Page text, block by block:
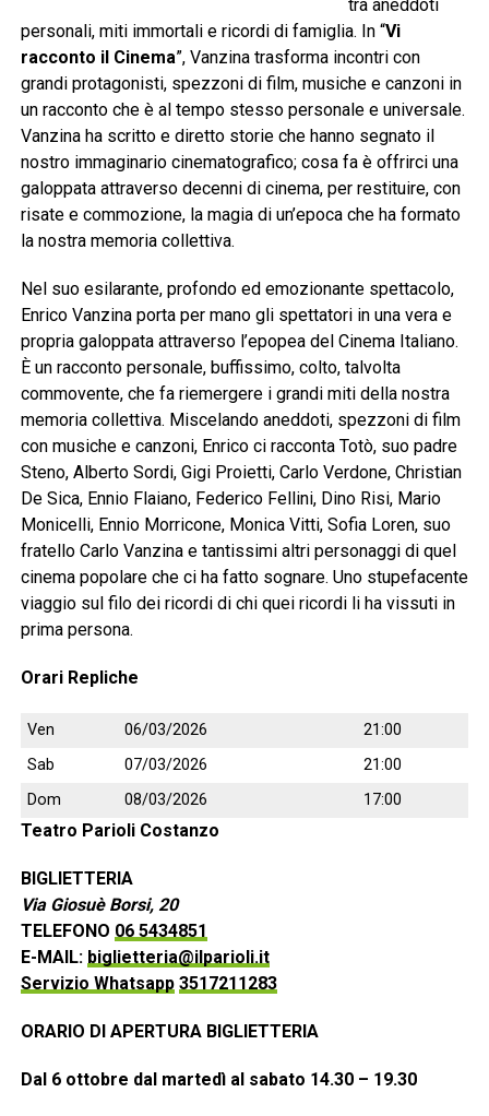
tra aneddoti
personali, miti immortali e ricordi di famiglia. In “Vi
racconto il Cinema”, Vanzina trasforma incontri con
grandi protagonisti, spezzoni di film, musiche e canzoni in
un racconto che è al tempo stesso personale e universale.
Vanzina ha scritto e diretto storie che hanno segnato il
nostro immaginario cinematografico; cosa fa è offrirci una
galoppata attraverso decenni di cinema, per restituire, con
risate e commozione, la magia di un’epoca che ha formato
la nostra memoria collettiva.
Nel suo esilarante, profondo ed emozionante spettacolo,
Enrico Vanzina porta per mano gli spettatori in una vera e
propria galoppata attraverso l’epopea del Cinema Italiano.
È un racconto personale, buffissimo, colto, talvolta
commovente, che fa riemergere i grandi miti della nostra
memoria collettiva. Miscelando aneddoti, spezzoni di film
con musiche e canzoni, Enrico ci racconta Totò, suo padre
Steno, Alberto Sordi, Gigi Proietti, Carlo Verdone, Christian
De Sica, Ennio Flaiano, Federico Fellini, Dino Risi, Mario
Monicelli, Ennio Morricone, Monica Vitti, Sofia Loren, suo
fratello Carlo Vanzina e tantissimi altri personaggi di quel
cinema popolare che ci ha fatto sognare. Uno stupefacente
viaggio sul filo dei ricordi di chi quei ricordi li ha vissuti in
prima persona.
Orari Repliche
Ven 06/03/2026
21:00
Sab
07/03/2026
21:00
Dom
08/03/2026 17:00
Teatro Parioli Costanzo
BIGLIETTERIA
Via Giosuè Borsi, 20
TELEFONO 06 5434851
E-MAIL: biglietteria@ilparioli.it
Servizio Whatsapp 3517211283
ORARIO DI APERTURA BIGLIETTERIA
Dal 6 ottobre dal martedì al sabato 14.30 – 19.30